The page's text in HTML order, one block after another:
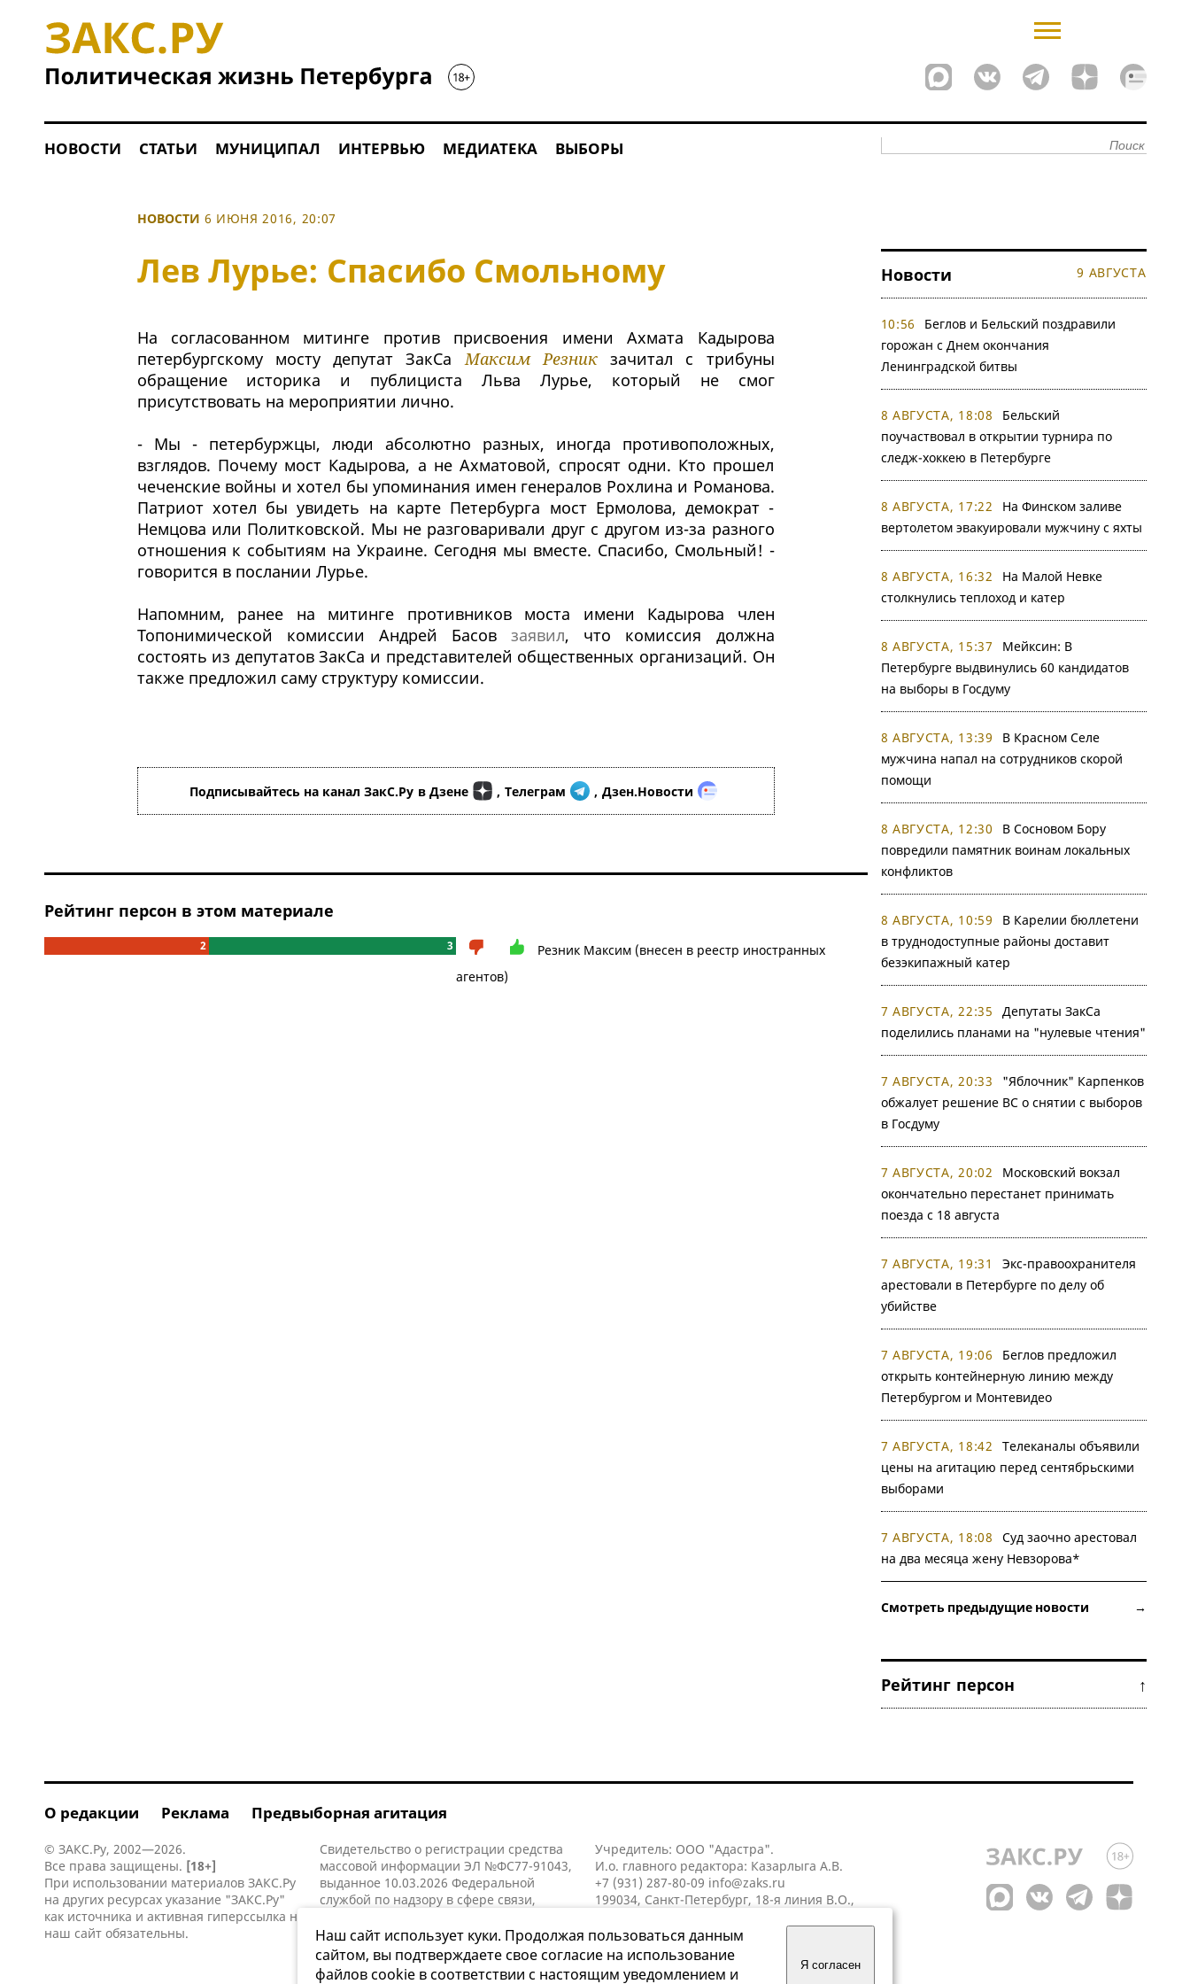
НОВОСТИ СТАТЬИ МУНИЦИПАЛ ИНТЕРВЬЮ МЕДИАТЕКА ВЫБОРЫ
НОВОСТИ 6 ИЮНЯ 2016, 20:07
Лев Лурье: Спасибо Смольному
На согласованном митинге против присвоения имени Ахмата Кадырова
петербургскому мосту депутат ЗакСаМаксим Резникзачитал с трибуны
обращение историка и публициста Льва Лурье, который не смог
присутствовать на мероприятии лично.
- Мы - петербуржцы, люди абсолютно разных, иногда противоположных,
взглядов. Почему мост Кадырова, а не Ахматовой, спросят одни. Кто прошел
чеченские войны и хотел бы упоминания имен генералов Рохлина и Романова.
Патриот хотел бы увидеть на карте Петербурга мост Ермолова, демократ -
Немцова или Политковской. Мы не разговаривали друг с другом из-за разного
отношения к событиям на Украине. Сегодня мы вместе. Спасибо, Смольный! -
говорится в послании Лурье.
Напомним, ранее на митинге противников моста имени Кадырова член
Топонимической комиссии Андрей Басовзаявил, что комиссия должна
состоять из депутатов ЗакСа и представителей общественных организаций. Он
также предложил саму структуру комиссии.
Подписывайтесь на канал ЗакС.Ру в Дзене , Телеграм , Дзен.Новости
Рейтинг персон в этом материале
2 3
Резник Максим (внесен в реестр иностранных
агентов)
Новости 9 АВГУСТА
10:56
Беглов и Бельский поздравили
горожан с Днем окончания
Ленинградской битвы
8 АВГУСТА, 18:08
Бельский
поучаствовал в открытии турнира по
следж-хоккею в Петербурге
8 АВГУСТА, 17:22
На Финском заливе
вертолетом эвакуировали мужчину с яхты
8 АВГУСТА, 16:32
На Малой Невке
столкнулись теплоход и катер
8 АВГУСТА, 15:37
Мейксин: В
Петербурге выдвинулись 60 кандидатов
на выборы в Госдуму
8 АВГУСТА, 13:39
В Красном Селе
мужчина напал на сотрудников скорой
помощи
8 АВГУСТА, 12:30
В Сосновом Бору
повредили памятник воинам локальных
конфликтов
8 АВГУСТА, 10:59
В Карелии бюллетени
в труднодоступные районы доставит
безэкипажный катер
7 АВГУСТА, 22:35
Депутаты ЗакСа
поделились планами на "нулевые чтения"
7 АВГУСТА, 20:33
"Яблочник" Карпенков
обжалует решение ВС о снятии с выборов
в Госдуму
7 АВГУСТА, 20:02
Московский вокзал
окончательно перестанет принимать
поезда с 18 августа
7 АВГУСТА, 19:31
Экс-правоохранителя
арестовали в Петербурге по делу об
убийстве
7 АВГУСТА, 19:06
Беглов предложил
открыть контейнерную линию между
Петербургом и Монтевидео
7 АВГУСТА, 18:42
Телеканалы объявили
цены на агитацию перед сентябрьскими
выборами
7 АВГУСТА, 18:08
Суд заочно арестовал
на два месяца жену Невзорова*
Смотреть предыдущие новости →
Рейтинг персон ↑
О редакции Реклама Предвыборная агитация
© ЗАКС.Ру, 2002—2026.
Все права защищены. [18+]
При использовании материалов ЗАКС.Ру
на других ресурсах указание "ЗАКС.Ру"
как источника и активная гиперссылка на
наш сайт обязательны.
Свидетельство о регистрации средства
массовой информации ЭЛ №ФС77-91043,
выданное 10.03.2026 Федеральной
службой по надзору в сфере связи,
коммуникаций (Роскомнадзор).
Учредитель: ООО "Адастра".
И.о. главного редактора: Казарлыга А.В.
+7 (931) 287-80-09 info@zaks.ru
199034, Санкт-Петербург, 18-я линия В.О.,
Наш сайт использует куки. Продолжая пользоваться данным
сайтом, вы подтверждаете свое согласие на использование
файлов cookie в соответствии с настоящим уведомлением и
Я согласен